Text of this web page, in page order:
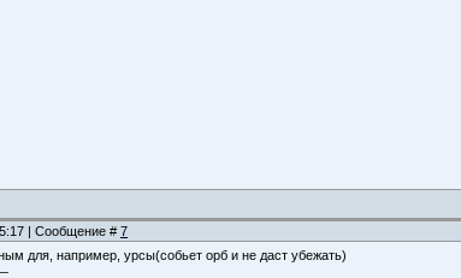
| Сообщение # 7
для, например, урсы(собьет орб и не даст убежать)